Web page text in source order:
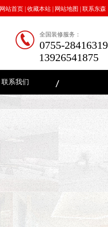
网站首页 收藏本站 网站地图 联系东森
全国装修服务：
0755-28416319
13926541875
联系我们